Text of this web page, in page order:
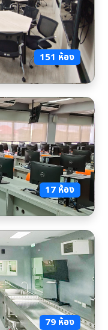
151 ห้อง
17 ห้อง
79 ห้อง